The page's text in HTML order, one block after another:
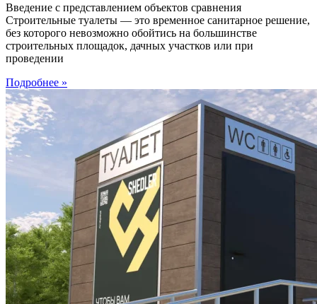
Введение с представлением объектов сравнения
Строительные туалеты — это временное санитарное решение,
без которого невозможно обойтись на большинстве
строительных площадок, дачных участков или при
проведении
Подробнее »